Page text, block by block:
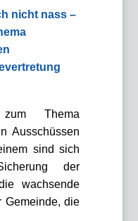
nicht nass –
Thema
Ausschüssen
sind sich
der
wachsende
Gemeinde, die